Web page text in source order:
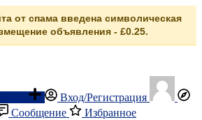
от спама введена символическая
объявления - £0.25.
Вход/Регистрация
Сообщение Избранное